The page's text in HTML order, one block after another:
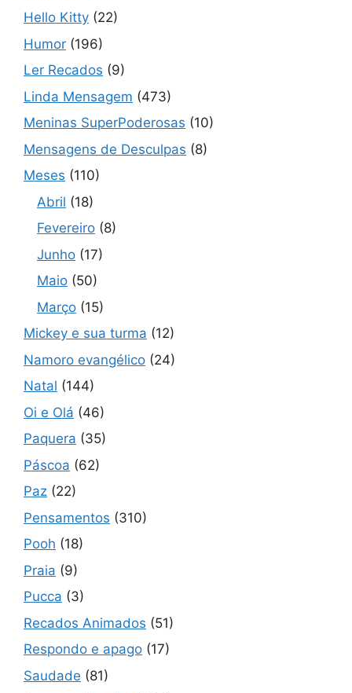
Hello Kitty (22)
Humor (196)
Ler Recados (9)
Linda Mensagem (473)
Meninas SuperPoderosas (10)
Mensagens de Desculpas (8)
Meses (110)
Abril (18)
Fevereiro (8)
Junho (17)
Maio (50)
Março (15)
Mickey e sua turma (12)
Namoro evangélico (24)
Natal (144)
Oi e Olá (46)
Paquera (35)
Páscoa (62)
Paz (22)
Pensamentos (310)
Pooh (18)
Praia (9)
Pucca (3)
Recados Animados (51)
Respondo e apago (17)
Saudade (81)